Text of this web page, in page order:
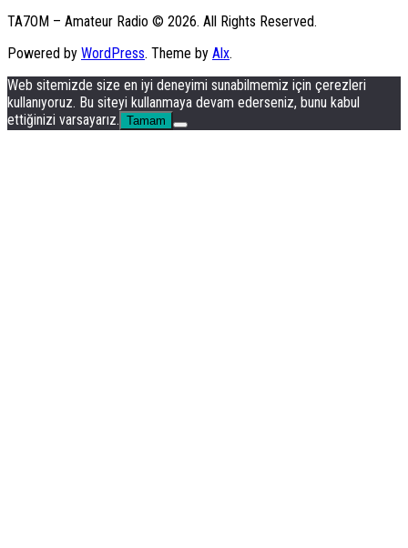
TA7OM – Amateur Radio © 2026. All Rights Reserved.
Powered by WordPress. Theme by Alx.
Web sitemizde size en iyi deneyimi sunabilmemiz için çerezleri
kullanıyoruz. Bu siteyi kullanmaya devam ederseniz, bunu kabul
ettiğinizi varsayarız. Tamam